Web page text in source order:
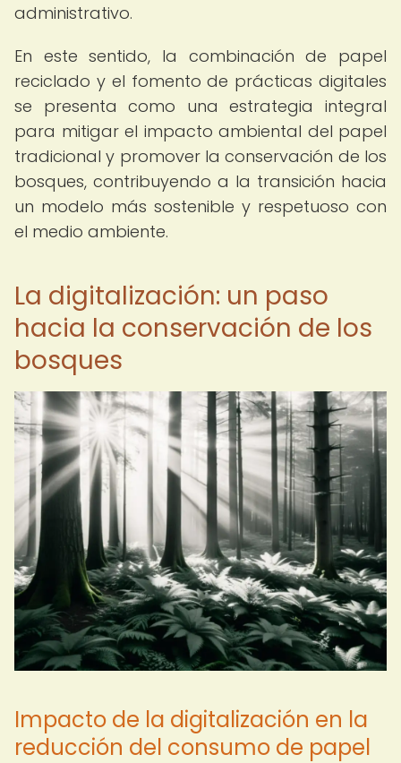
administrativo.
En este sentido, la combinación de papel
reciclado y el fomento de prácticas digitales
se presenta como una estrategia integral
para mitigar el impacto ambiental del papel
tradicional y promover la conservación de los
bosques, contribuyendo a la transición hacia
un modelo más sostenible y respetuoso con
el medio ambiente.
La digitalización: un paso
hacia la conservación de los
bosques
Impacto de la digitalización en la
reducción del consumo de papel